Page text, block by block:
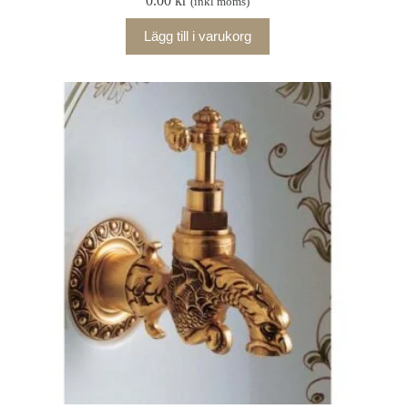
Lägg till i varukorg